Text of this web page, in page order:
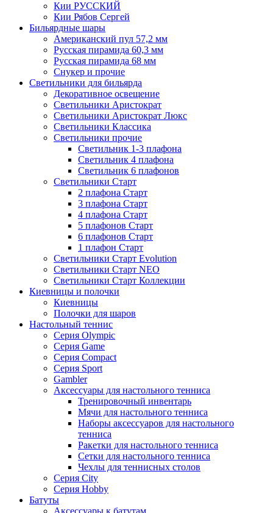
Кии РУССКИЙ
Кии Рябов Сергей
Бильярдные шары
Американский пул 57,2 мм
Русская пирамида 60,3 мм
Русская пирамида 68 мм
Снукер и прочие
Светильники для бильярда
Декоративное освещение
Светильники Аристократ
Светильники Аристократ Люкс
Светильники Классика
Светильники прочие
Светильник 1-3 плафона
Светильник 4 плафона
Светильник 6 плафонов
Светильники Старт
2 плафона Старт
3 плафона Старт
4 плафона Старт
5 плафонов Старт
6 плафонов Старт
1 плафон Старт
Светильники Старт Evolution
Светильники Старт NEO
Светильники Старт Коллекции
Киевницы и полочки
Киевницы
Полочки для шаров
Настольный теннис
Серия Olympic
Серия Game
Серия Compact
Серия Sport
Gambler
Аксессуары для настольного тенниса
Тренировочный инвентарь
Мячи для настольного тенниса
Наборы аксессуаров для настольного
тенниса
Ракетки для настольного тенниса
Сетки для настольного тенниса
Чехлы для теннисных столов
Серия City
Серия Hobby
Батуты
Аксессуары к батутам